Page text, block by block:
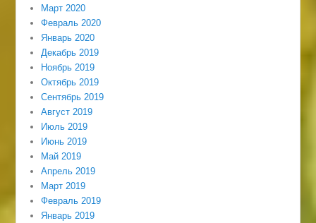
Март 2020
Февраль 2020
Январь 2020
Декабрь 2019
Ноябрь 2019
Октябрь 2019
Сентябрь 2019
Август 2019
Июль 2019
Июнь 2019
Май 2019
Апрель 2019
Март 2019
Февраль 2019
Январь 2019